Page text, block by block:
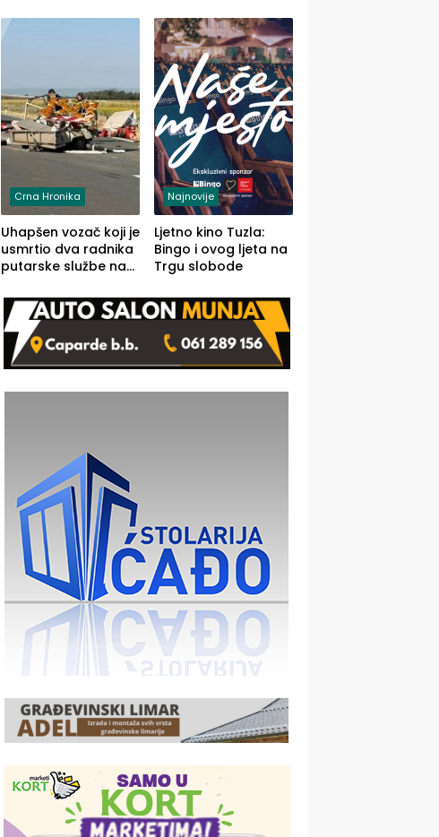
u automobilu
Zvornika
Crna Hronika
Uhapšen vozač koji je
usmrtio dva radnika
putarske službe na
prema Šapcu
(FOTO)
Najnovije
Ljetno kino Tuzla:
Bingo i ovog ljeta na
Trgu slobode